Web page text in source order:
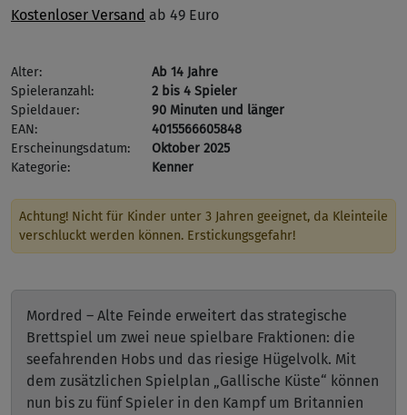
Kostenloser Versand ab 49 Euro
Alter:
Ab 14 Jahre
Spieleranzahl:
2 bis 4 Spieler
Spieldauer:
90 Minuten und länger
EAN:
4015566605848
Erscheinungsdatum:
Oktober 2025
Kategorie:
Kenner
Achtung! Nicht für Kinder unter 3 Jahren geeignet, da Kleinteile
verschluckt werden können. Erstickungsgefahr!
Mordred – Alte Feinde erweitert das strategische
Brettspiel um zwei neue spielbare Fraktionen: die
seefahrenden Hobs und das riesige Hügelvolk. Mit
dem zusätzlichen Spielplan „Gallische Küste“ können
nun bis zu fünf Spieler in den Kampf um Britannien